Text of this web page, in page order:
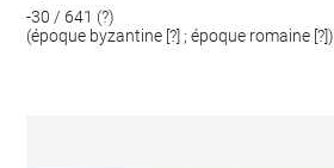
-30 / 641 (?)
(époque byzantine [?] ; époque romaine [?])